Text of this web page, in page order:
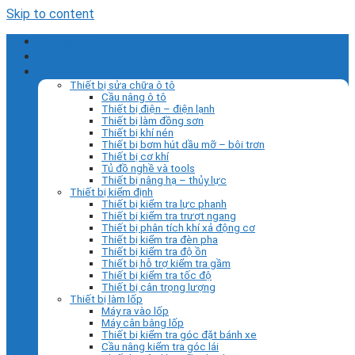
Skip to content
Thiết bị sửa chữa ô tô
Cầu nâng ô tô
Thiết bị điện – điện lạnh
Thiết bị làm đồng sơn
Thiết bị khí nén
Thiết bị bơm hút dầu mỡ – bôi trơn
Thiết bị cơ khí
Tủ đồ nghề và tools
Thiết bị nâng hạ – thủy lực
Thiết bị kiểm định
Thiết bị kiểm tra lực phanh
Thiết bị kiểm tra trượt ngang
Thiết bị phân tích khí xả động cơ
Thiết bị kiểm tra đèn pha
Thiết bị kiểm tra độ ồn
Thiết bị hỗ trợ kiểm tra gầm
Thiết bị kiểm tra tốc độ
Thiết bị cân trọng lượng
Thiết bị làm lốp
Máy ra vào lốp
Máy cân bằng lốp
Thiết bị kiểm tra góc đặt bánh xe
Cầu nâng kiểm tra góc lái